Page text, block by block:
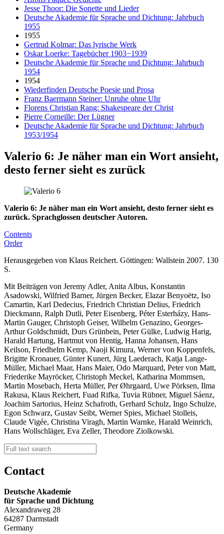
Jesse Thoor: Die Sonette und Lieder
Deutsche Akademie für Sprache und Dichtung: Jahrbuch
1955
1955
Gertrud Kolmar: Das lyrische Werk
Oskar Loerke: Tagebücher 1903−1939
Deutsche Akademie für Sprache und Dichtung: Jahrbuch
1954
1954
Wiederfinden Deutsche Poesie und Prosa
Franz Baermann Steiner: Unruhe ohne Uhr
Florens Christian Rang: Shakespeare der Christ
Pierre Corneille: Der Lügner
Deutsche Akademie für Sprache und Dichtung: Jahrbuch
1953/1954
Valerio 6: Je näher man ein Wort ansieht,
desto ferner sieht es zurück
Valerio 6: Je näher man ein Wort ansieht, desto ferner sieht es
zurück. Sprachglossen deutscher Autoren.
Contents
Order
Herausgegeben von Klaus Reichert. Göttingen: Wallstein 2007. 130
S.
Mit Beiträgen von Jeremy Adler, Anita Albus, Konstantin
Asadowski, Wilfried Barner, Jürgen Becker, Elazar Benyoëtz, Iso
Camartin, Karl Dedecius, Friedrich Christian Delius, Friedrich
Dieckmann, Ralph Dutli, Peter Eisenberg, Péter Esterházy, Hans-
Martin Gauger, Christoph Geiser, Wilhelm Genazino, Georges-
Arthur Goldschmidt, Durs Grünbein, Peter Gülke, Ludwig Harig,
Harald Hartung, Hartmut von Hentig, Hanna Johansen, Hans
Keilson, Friedhelm Kemp, Naoji Kimura, Werner von Koppenfels,
Brigitte Kronauer, Günter Kunert, Jürg Laederach, Katja Lange-
Müller, Michael Maar, Hans Maier, Odo Marquard, Peter von Matt,
Friederike Mayröcker, Christoph Meckel, Katharina Mommsen,
Martin Mosebach, Herta Müller, Per Øhrgaard, Uwe Pörksen, Ilma
Rakusa, Klaus Reichert, Fuad Rifka, Tuvia Rübner, Miguel Sáenz,
Joachim Sartorius, Heinz Schafroth, Gerhard Schulz, Ingo Schulze,
Egon Schwarz, Gustav Seibt, Werner Spies, Michael Stolleis,
Claude Vigée, Christina Viragh, Martin Warnke, Harald Weinrich,
Hans Wollschläger, Eva Zeller, Theodore Ziolkowski.
Contact
Deutsche Akademie
für Sprache und Dichtung
Alexandraweg 28
64287 Darmstadt
Germany